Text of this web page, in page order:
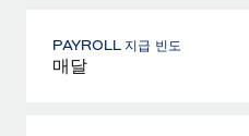
PAYROLL 지급 빈도
매달